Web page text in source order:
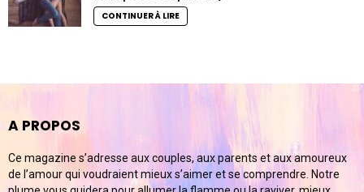
CONTINUER À LIRE
A PROPOS
Ce magazine s’adresse aux couples, aux parents et aux amoureux
de l’amour qui voudraient mieux s’aimer et se comprendre. Notre